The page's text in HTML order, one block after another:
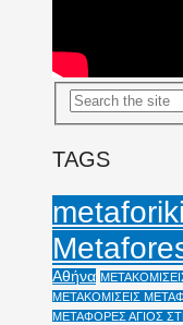
TAGS
metaforiki
Αθήνα
ΜΕΤΑΚΟΜΙΣΕΙΣ
ΜΕΤΑΦΟΡΕΣ ΑΓΙΟΣ